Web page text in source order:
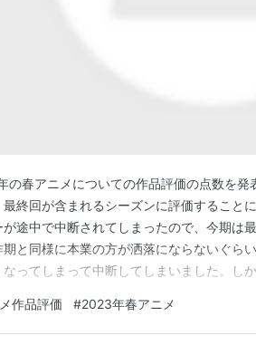
の春アニメについての作品評価の点数を
最終回が含まれるシーズンに評価すること
が途中で中断されてしまったので、今期は
期と同様に本業の方が洒落にならないぐら
なってしまって中断してしまいました。し
ず総合評価はA～Dの4段階でAが最上でDが
」というのはいわゆるキャラ萌えとかいう
作品評価 #2023年春アニメ